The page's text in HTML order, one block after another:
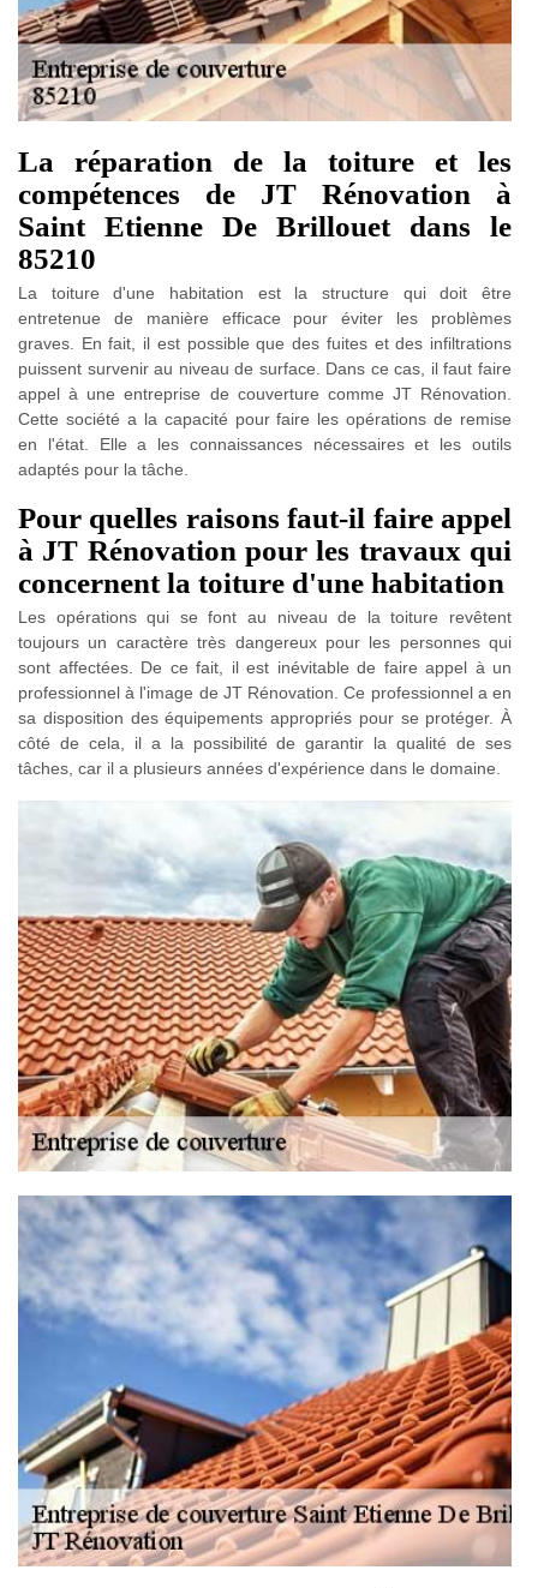
La réparation de la toiture et les
compétences de JT Rénovation à
Saint Etienne De Brillouet dans le
85210
La toiture d'une habitation est la structure qui doit être
entretenue de manière efficace pour éviter les problèmes
graves. En fait, il est possible que des fuites et des infiltrations
puissent survenir au niveau de surface. Dans ce cas, il faut faire
appel à une entreprise de couverture comme JT Rénovation.
Cette société a la capacité pour faire les opérations de remise
en l'état. Elle a les connaissances nécessaires et les outils
adaptés pour la tâche.
Pour quelles raisons faut-il faire appel
à JT Rénovation pour les travaux qui
concernent la toiture d'une habitation
Les opérations qui se font au niveau de la toiture revêtent
toujours un caractère très dangereux pour les personnes qui
sont affectées. De ce fait, il est inévitable de faire appel à un
professionnel à l'image de JT Rénovation. Ce professionnel a en
sa disposition des équipements appropriés pour se protéger. À
côté de cela, il a la possibilité de garantir la qualité de ses
tâches, car il a plusieurs années d'expérience dans le domaine.